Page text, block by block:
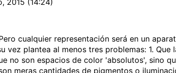
cualquier representación será en un
vez plantea al menos tres problemas: 1.
no son espacios de color 'absolutos', sino
meras cantidades de pigmentos o